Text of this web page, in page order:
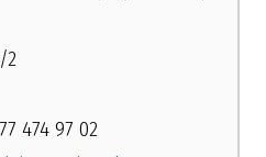
2
474 97 02